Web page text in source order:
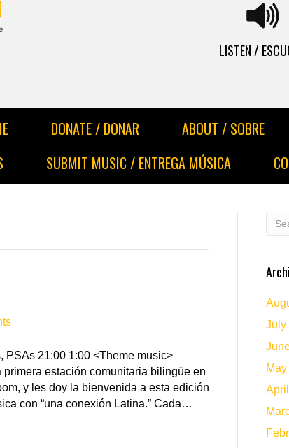
LISTEN /
DONATE / DONAR ABOUT / SOBRE
SUBMIT MUSIC / ENTREGA MÚSICA
PSAs 21:00 1:00 <Theme music>
estación comunitaria bilingüe en
y les doy la bienvenida a esta edición
con “una conexión Latina.” Cada…
July